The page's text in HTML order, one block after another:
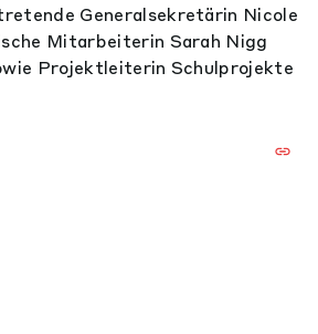
Generalsekretärin Nicole
Mitarbeiterin Sarah Nigg
Projektleiterin Schulprojekte